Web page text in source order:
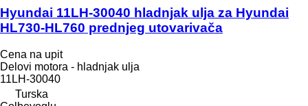
Hyundai 11LH-30040 hladnjak ulja za Hyundai
HL730-HL760 prednjeg utovarivača
Cena na upit
Delovi motora - hladnjak ulja
11LH-30040
Turska